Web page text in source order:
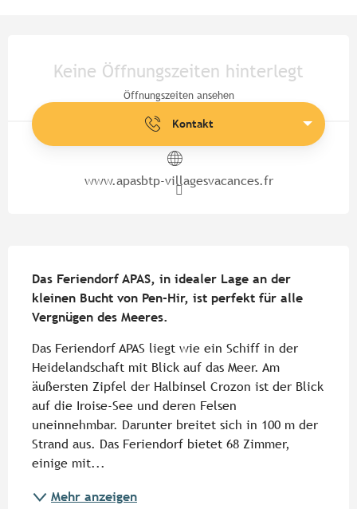
Keine Öffnungszeiten hinterlegt
Öffnungszeiten ansehen
Kontakt
www.apasbtp-villagesvacances.fr
Das Feriendorf APAS, in idealer Lage an der
kleinen Bucht von Pen-Hir, ist perfekt für alle
Vergnügen des Meeres.
Das Feriendorf APAS liegt wie ein Schiff in der
Heidelandschaft mit Blick auf das Meer. Am
äußersten Zipfel der Halbinsel Crozon ist der Blick
auf die Iroise-See und deren Felsen
uneinnehmbar. Darunter breitet sich in 100 m der
Strand aus. Das Feriendorf bietet 68 Zimmer,
einige mit...
Mehr anzeigen